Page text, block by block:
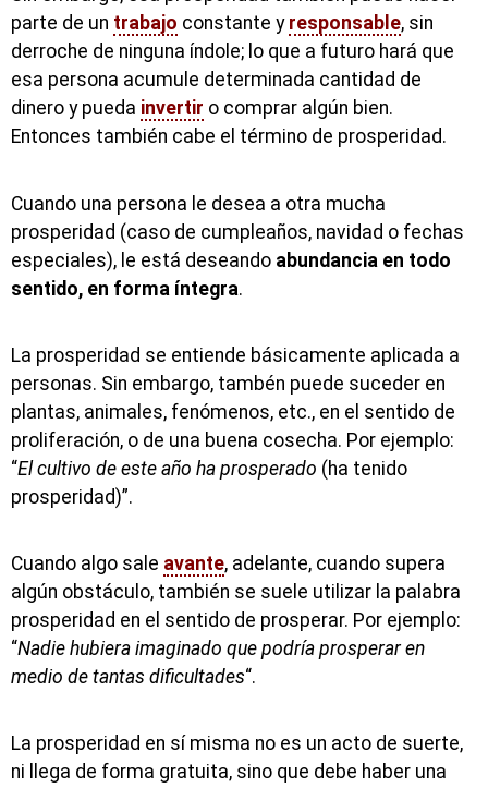
parte de un trabajo constante y responsable, sin
derroche de ninguna índole; lo que a futuro hará que
esa persona acumule determinada cantidad de
dinero y pueda invertir o comprar algún bien.
Entonces también cabe el término de prosperidad.
Cuando una persona le desea a otra mucha
prosperidad (caso de cumpleaños, navidad o fechas
especiales), le está deseando abundancia en todo
sentido, en forma íntegra.
La prosperidad se entiende básicamente aplicada a
personas. Sin embargo, tambén puede suceder en
plantas, animales, fenómenos, etc., en el sentido de
proliferación, o de una buena cosecha. Por ejemplo:
“El cultivo de este año ha prosperado (ha tenido
prosperidad)”.
Cuando algo sale avante, adelante, cuando supera
algún obstáculo, también se suele utilizar la palabra
prosperidad en el sentido de prosperar. Por ejemplo:
“Nadie hubiera imaginado que podría prosperar en
medio de tantas dificultades“.
La prosperidad en sí misma no es un acto de suerte,
ni llega de forma gratuita, sino que debe haber una